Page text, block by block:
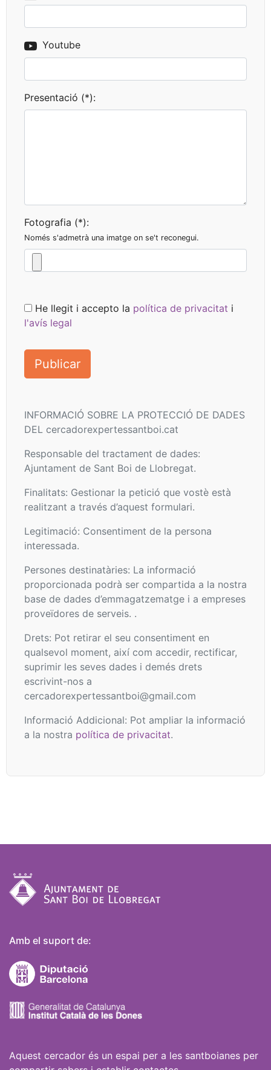
Youtube
Presentació (*):
Fotografia (*):
Només s'admetrà una imatge on se't reconegui.
He llegit i accepto la política de privacitat i
l'avís legal
INFORMACIÓ SOBRE LA PROTECCIÓ DE DADES
DEL cercadorexpertessantboi.cat
Responsable del tractament de dades:
Ajuntament de Sant Boi de Llobregat.
Finalitats: Gestionar la petició que vostè està
realitzant a través d’aquest formulari.
Legitimació: Consentiment de la persona
interessada.
Persones destinatàries: La informació
proporcionada podrà ser compartida a la nostra
base de dades d’emmagatzematge i a empreses
proveïdores de serveis. .
Drets: Pot retirar el seu consentiment en
qualsevol moment, així com accedir, rectificar,
suprimir les seves dades i demés drets
escrivint-nos a
cercadorexpertessantboi@gmail.com
Informació Addicional: Pot ampliar la informació
a la nostra política de privacitat.
Amb el suport de:
Aquest cercador és un espai per a les santboianes per